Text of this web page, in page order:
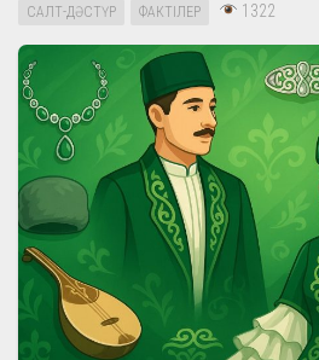
САЛТ-ДӘСТҮР
ФАКТІЛЕР 1322